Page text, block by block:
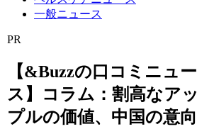
一般ニュース
PR
【&Buzzの口コミニュー
ス】コラム：割高なアッ
プルの価値、中国の意向